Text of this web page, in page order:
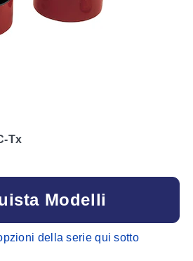
Tx
Modelli
della serie qui sotto